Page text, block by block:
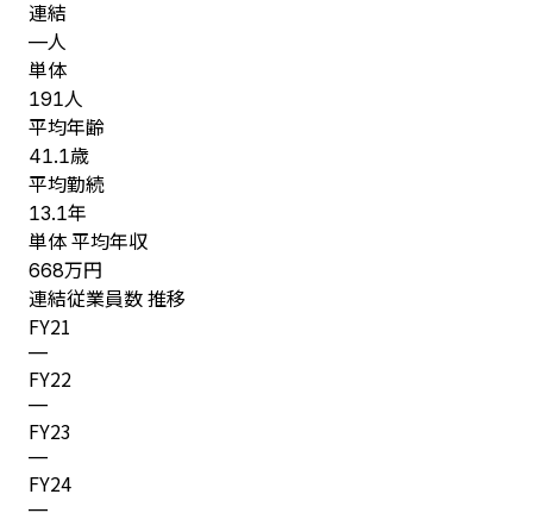
連結
—人
単体
191人
平均年齢
41.1歳
平均勤続
13.1年
単体 平均年収
668万円
連結従業員数 推移
FY21
—
FY22
—
FY23
—
FY24